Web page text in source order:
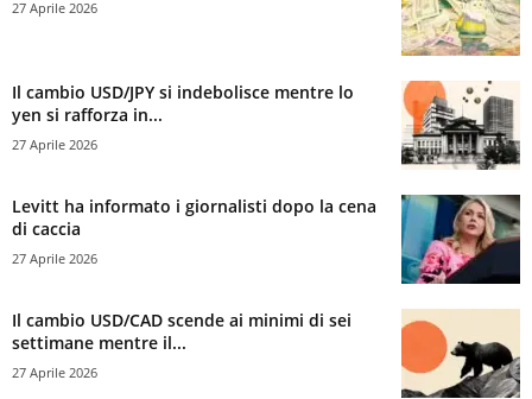
27 Aprile 2026
Il cambio USD/JPY si indebolisce mentre lo
yen si rafforza in...
27 Aprile 2026
Levitt ha informato i giornalisti dopo la cena
di caccia
27 Aprile 2026
Il cambio USD/CAD scende ai minimi di sei
settimane mentre il...
27 Aprile 2026